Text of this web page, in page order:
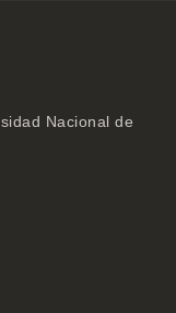
Nacional de